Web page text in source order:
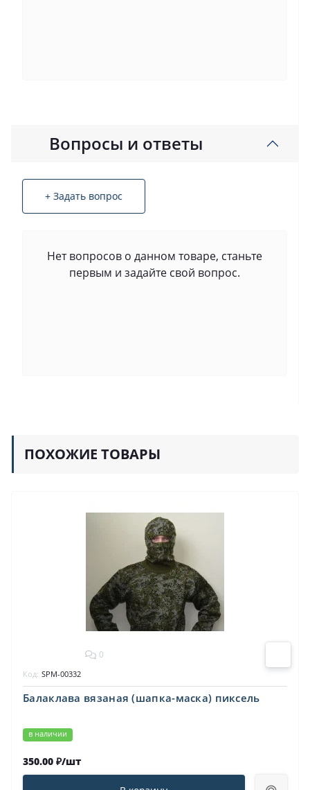
Вопросы и ответы
+ Задать вопрос
Нет вопросов о данном товаре, станьте
первым и задайте свой вопрос.
ПОХОЖИЕ ТОВАРЫ
0
Балаклава вязаная (шапка-маска) пиксель
в наличии
Код: SPM-00332
350.00 ₽/шт